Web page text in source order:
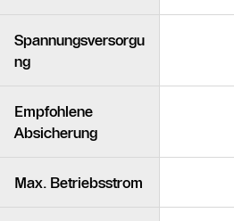
Spannungsversorgu
ng
Empfohlene
Absicherung
Max. Betriebsstrom